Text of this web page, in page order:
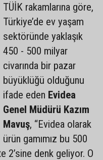
TÜİK rakamlarına göre,
Türkiye’de ev yaşam
sektöründe yaklaşık
450 - 500 milyar
civarında bir pazar
büyüklüğü olduğunu
ifade eden Evidea
Genel Müdürü Kazım
Mavuş, “Evidea olarak
ürün gamımız bu 500
2’sine denk geliyor. O